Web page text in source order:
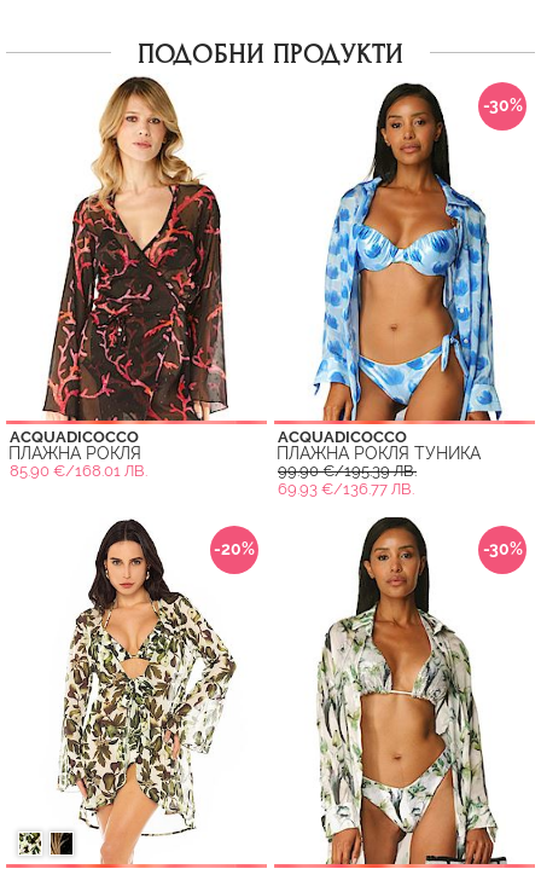
ПОДОБНИ ПРОДУКТИ
ACQUADICOCCO
ПЛАЖНА РОКЛЯ
85.90 €/168.01 ЛВ.
-30%
ACQUADICOCCO
ПЛАЖНА РОКЛЯ ТУНИКА
99.90 €/195.39 ЛВ.
69.93 €/136.77 ЛВ.
-20% -30%